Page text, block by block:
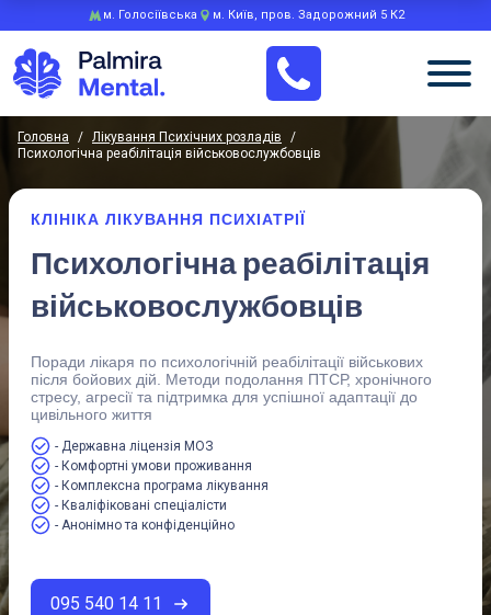
м. Голосіївська м. Київ, пров. Задорожний 5 К2
Головна / Лікування Психічних розладів
/
Психологічна реабілітація військовослужбовців
КЛІНІКА ЛІКУВАННЯ ПСИХІАТРІЇ
Психологічна реабілітація
військовослужбовців
Поради лікаря по психологічній реабілітації військових
після бойових дій. Методи подолання ПТСР, хронічного
стресу, агресії та підтримка для успішної адаптації до
цивільного життя
- Державна ліцензія МОЗ
- Комфортні умови проживання
- Комплексна програма лікування
- Кваліфіковані спеціалісти
- Анонімно та конфіденційно
095 540 14 11